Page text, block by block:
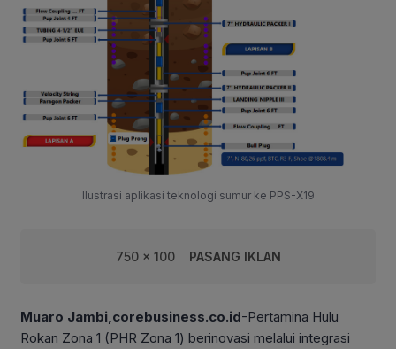
Ilustrasi aplikasi teknologi sumur ke PPS-X19
750 x 100 PASANG IKLAN
Muaro Jambi,corebusiness.co.id-Pertamina Hulu
Rokan Zona 1 (PHR Zona 1) berinovasi melalui integrasi